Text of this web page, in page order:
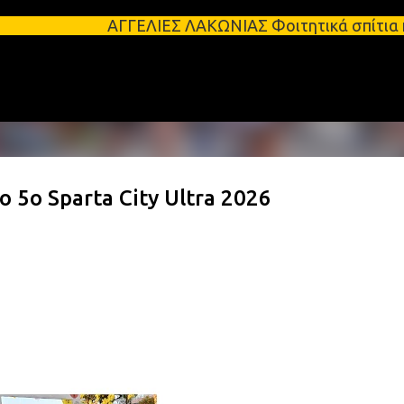
Μετάβαση στο κύριο περιεχόμενο
ΑΓΓΕΛΙΕΣ ΛΑΚΩΝΙΑΣ Φοιτητικά σπίτια προς
5ο Sparta City Ultra 2026